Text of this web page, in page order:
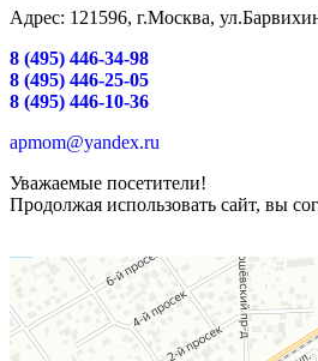
Адрес: 121596, г.Москва,
8 (495) 446-34-98
8 (495) 446-25-05
8 (495) 446-10-36
apmom@yandex.ru
Уважаемые посетители!
Продолжая использовать сайт, вы